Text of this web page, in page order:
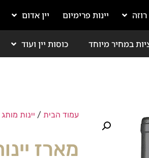
רוזה יינות פרימיום יין אדום
במחיר מיוחד כוסות יין ועוד
עמוד הבית / יינות
מארז